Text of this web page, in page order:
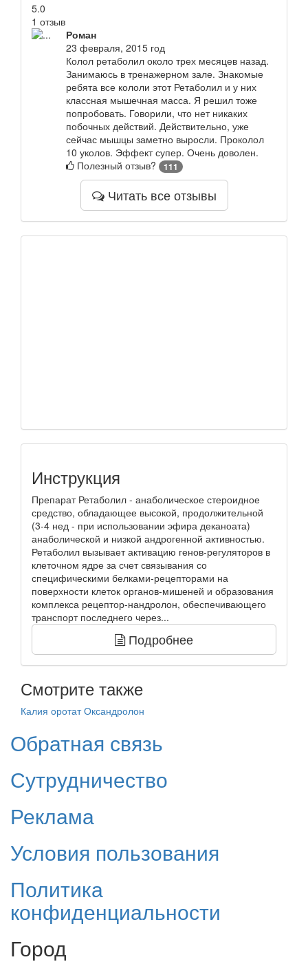
5.0
1 отзыв
Роман
23 февраля, 2015 год
Колол ретаболил около трех месяцев назад.
Занимаюсь в тренажерном зале. Знакомые
ребята все кололи этот Ретаболил и у них
классная мышечная масса. Я решил тоже
попробовать. Говорили, что нет никаких
побочных действий. Действительно, уже
сейчас мышцы заметно выросли. Проколол
10 уколов. Эффект супер. Очень доволен.
Полезный отзыв?
111
Читать все отзывы
Инструкция
Препарат Ретаболил - анаболическое стероидное
средство, обладающее высокой, продолжительной
(3-4 нед - при использовании эфира деканоата)
анаболической и низкой андрогенной активностью.
Ретаболил вызывает активацию генов-регуляторов в
клеточном ядре за счет связывания со
специфическими белками-рецепторами на
поверхности клеток органов-мишеней и образования
комплекса рецептор-нандролон, обеспечивающего
транспорт последнего через...
Подробнее
Смотрите также
Калия оротат Оксандролон
Обратная связь
Сутрудничество
Реклама
Условия пользования
Политика
конфиденциальности
Город